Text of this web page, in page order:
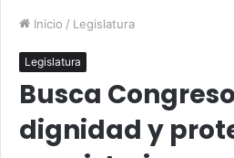
Inicio / Legislatura
Legislatura
Busca
dignidad y